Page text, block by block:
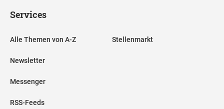
Services
Alle Themen von A-Z
Newsletter
Messenger
RSS-Feeds
Stellenmarkt